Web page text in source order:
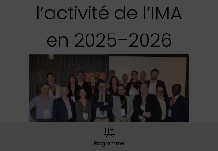
l’activité de l’IMA
en 2025–2026
Ce temps sera consacré à un panorama
Programme